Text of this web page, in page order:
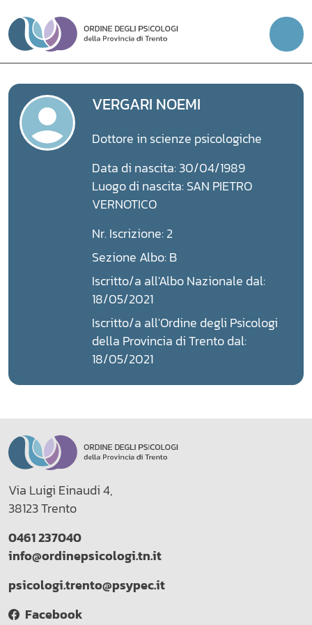
Vai
VERGARI NOEMI
Dottore in scienze psicologiche
Data di nascita: 30/04/1989
Luogo di nascita: SAN PIETRO
VERNOTICO
Nr. Iscrizione: 2
Sezione Albo: B
Iscritto/a all'Albo Nazionale dal:
18/05/2021
Iscritto/a all'Ordine degli Psicologi
della Provincia di Trento dal:
18/05/2021
Via Luigi Einaudi 4,
38123 Trento
0461 237040
info@ordinepsicologi.tn.it
psicologi.trento@psypec.it
Facebook